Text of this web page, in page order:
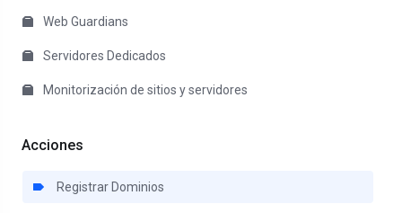
Web Guardians
Servidores Dedicados
Monitorización de sitios y servidores
Acciones
Registrar Dominios